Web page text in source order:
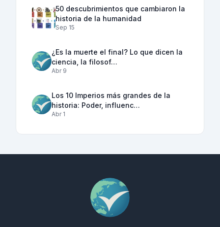
50 descubrimientos que cambiaron la
historia de la humanidad
Sep 15
¿Es la muerte el final? Lo que dicen la
ciencia, la filosof…
Abr 9
Los 10 Imperios más grandes de la
historia: Poder, influenc…
Abr 1